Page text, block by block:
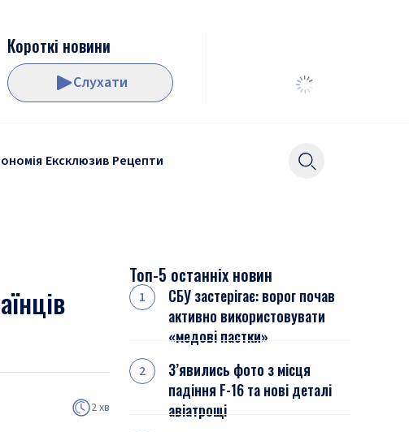
Короткі новини
Слухати
Ексклюзив Рецепти
2 хв
Топ-5 останніх новин
СБУ застерігає: ворог почав
активно використовувати
«медові пастки»
З’явились фото з місця
падіння F-16 та нові деталі
авіатрощі